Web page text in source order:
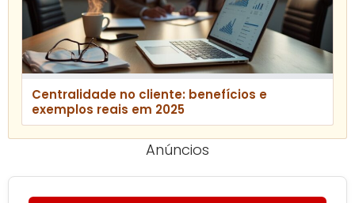
Centralidade no cliente: benefícios e
exemplos reais em 2025
Anúncios